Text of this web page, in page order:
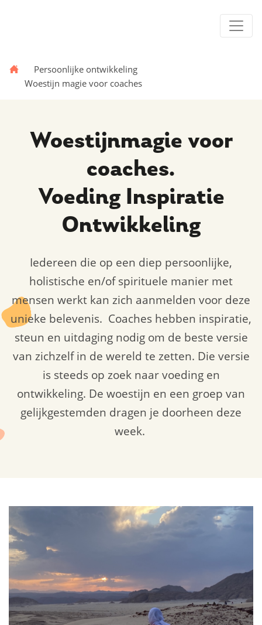
Persoonlijke ontwikkeling
Woestijn magie voor coaches
Woestijnmagie voor
coaches.
Voeding Inspiratie
Ontwikkeling
Iedereen die op een diep persoonlijke,
holistische en/of spirituele manier met
mensen werkt kan zich aanmelden voor deze
unieke belevenis. Coaches hebben inspiratie,
steun en uitdaging nodig om de beste versie
van zichzelf in de wereld te zetten. Die versie
is steeds op zoek naar voeding en
ontwikkeling. De woestijn en een groep van
gelijkgestemden dragen je doorheen deze
week.